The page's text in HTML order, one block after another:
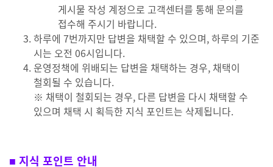
게시물 작성 계정으로 고객센터를 통해 문의를
접수해 주시기 바랍니다.
하루에 7번까지만 답변을 채택할 수 있으며, 하루의 기준
시는 오전 06시입니다.
운영정책에 위배되는 답변을 채택하는 경우, 채택이
철회될 수 있습니다.
※ 채택이 철회되는 경우, 다른 답변을 다시 채택할 수
있으며 채택 시 획득한 지식 포인트는 삭제됩니다.
■ 지식 포인트 안내